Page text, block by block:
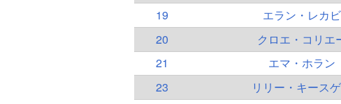
19
エラン・レカビ
20
クロエ・コリエ
21
エマ・ホラン
23
リリー・キース